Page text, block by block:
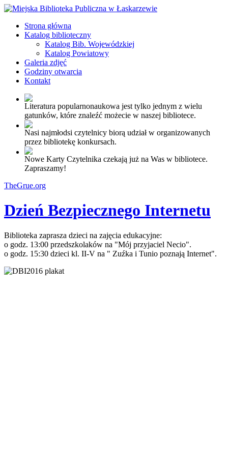
Strona główna
Katalog biblioteczny
Katalog Bib. Wojewódzkiej
Katalog Powiatowy
Galeria zdjęć
Godziny otwarcia
Kontakt
Literatura popularnonaukowa jest tylko jednym z wielu
gatunków, które znaleźć możecie w naszej bibliotece.
Nasi najmłodsi czytelnicy biorą udział w organizowanych
przez bibliotekę konkursach.
Nowe Karty Czytelnika czekają już na Was w bibliotece.
Zapraszamy!
TheGrue.org
Dzień Bezpiecznego Internetu
Biblioteka zaprasza dzieci na zajęcia edukacyjne:
o godz. 13:00 przedszkolaków na "Mój przyjaciel Necio".
o godz. 15:30 dzieci kl. II-V na " Zuźka i Tunio poznają Internet".